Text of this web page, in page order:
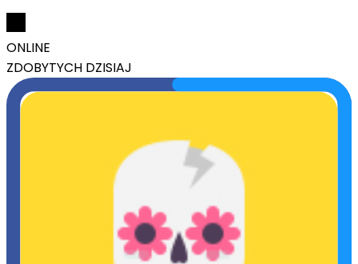
ONLINE
ZDOBYTYCH DZISIAJ